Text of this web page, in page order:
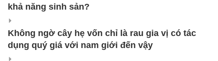
khả năng sinh sản?
Không ngờ cây hẹ vốn chỉ là rau gia vị có tác
dụng quý giá với nam giới đến vậy